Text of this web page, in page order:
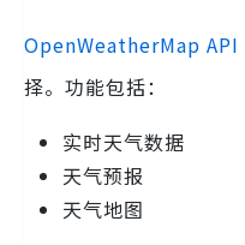
OpenWeatherMap API
择。功能包括：
实时天气数据
天气预报
天气地图